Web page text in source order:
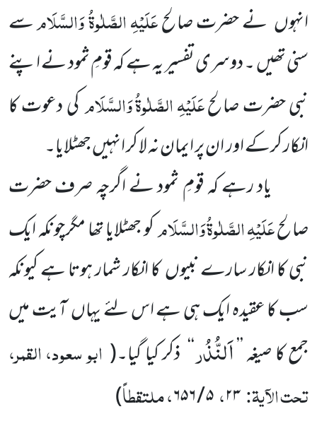
انہوں نے حضرت صالحعَلَیْہِ الصَّلٰوۃُ وَالسَّلَامسے
سنی تھیں ۔ دوسری تفسیر یہ ہے کہ قومِ ثمود نے اپنے
نبی حضرت صالحعَلَیْہِالصَّلٰوۃُوَالسَّلَامکی دعوت کا
انکار کرکے اور ان پر ایمان نہ لا کر انہیں جھٹلایا۔
یاد رہے کہ قومِ ثمود نے اگرچہ صرف حضرت
صالحعَلَیْہِالصَّلٰوۃُوَالسَّلَامکو جھٹلایا تھا مگرچونکہ ایک
نبی کا انکار سارے نبیوں کا انکار شمار ہوتا ہے کیونکہ
سب کا عقیدہ ایک ہی ہے اس لئے یہاں آیت میں
جمع کا صیغہ ’’اَلنُّذُر‘‘ ذکر کیا گیا۔( ابو سعود، القمر،
تحت الآیۃ:۲۳،۵ / ۶۵۶ ، ملتقطاً)